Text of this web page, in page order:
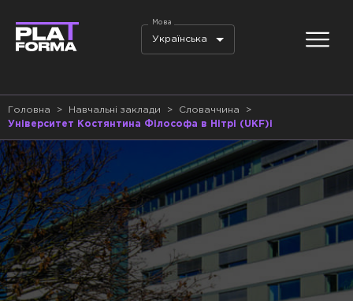
Мова
Українська
Головна > Навчальні заклади > Словаччина
>
Університет Костянтина Філософа в Нітрі (UKF)і